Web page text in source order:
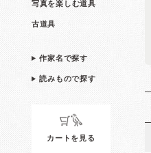
写真を楽しむ道具
古道具
作家名で探す
読みもので探す
カートを見る